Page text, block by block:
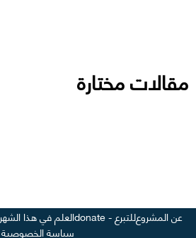
مقالات مختارة
عن المشروعللتبرع - donate العلم في هذا الشهر
سياسة الخصوصية